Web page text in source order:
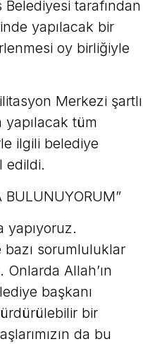
tarafından
yapılacak bir
oy birliğiyle
Merkezi şartlı
yapılacak tüm
ilgili belediye
edildi.
BULUNUYORUM”
yapıyoruz.
bazı sorumluluklar
Allah’ın
başkanı
bir
da bu